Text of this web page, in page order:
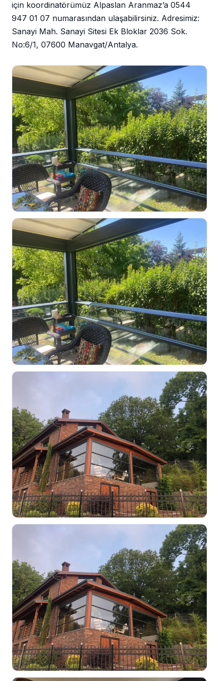
için koordinatörümüz Alpaslan Aranmaz’a 0544
947 01 07 numarasından ulaşabilirsiniz. Adresimiz:
Sanayi Mah. Sanayi Sitesi Ek Bloklar 2036 Sok.
No:6/1, 07600 Manavgat/Antalya.